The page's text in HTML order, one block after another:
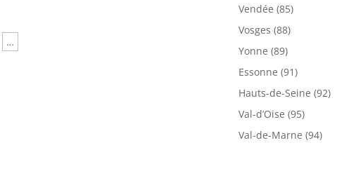
…
Vendée (85)
Vosges (88)
Yonne (89)
Essonne (91)
Hauts-de-Seine (92)
Val-d’Oise (95)
Val-de-Marne (94)